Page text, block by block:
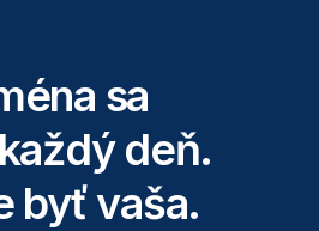
sa
deň.
byť vaša.